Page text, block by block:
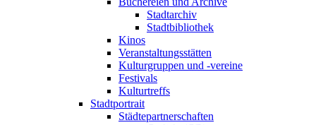
Stadtarchiv
Stadtbibliothek
Kinos
Veranstaltungsstätten
Kulturgruppen und -vereine
Festivals
Kulturtreffs
Stadtportrait
Städtepartnerschaften